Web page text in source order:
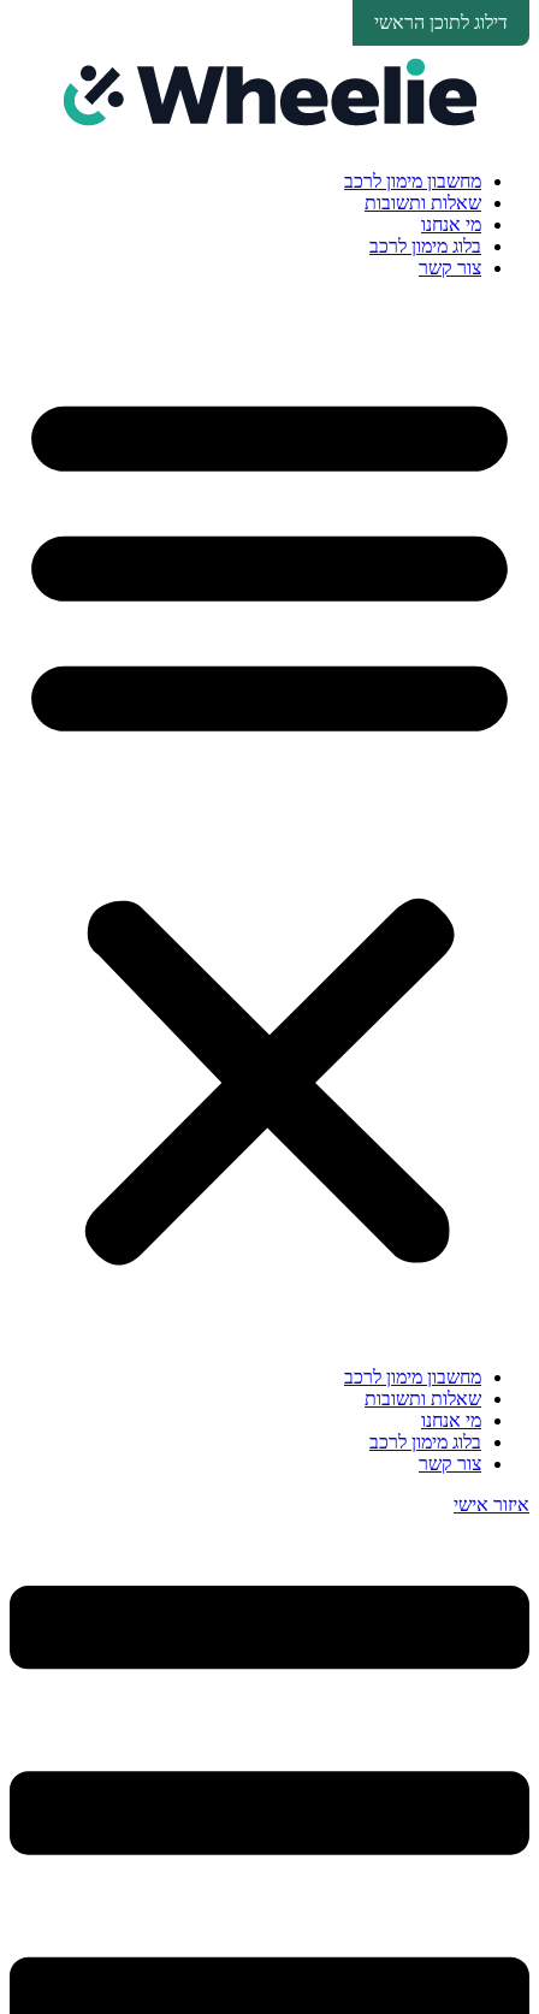
דלג לתוכן
מחשבון מימון לרכב
שאלות ותשובות
מי אנחנו
בלוג מימון לרכב
צור קשר
מחשבון מימון לרכב
שאלות ותשובות
מי אנחנו
בלוג מימון לרכב
צור קשר
איזור אישי
דילוג לתוכן הראשי